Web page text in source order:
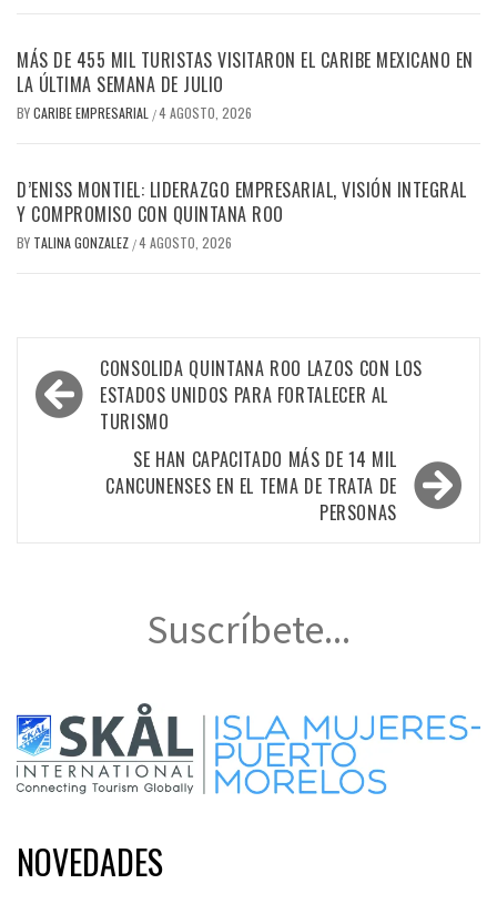
MÁS DE 455 MIL TURISTAS VISITARON EL CARIBE MEXICANO EN
LA ÚLTIMA SEMANA DE JULIO
BYCARIBE EMPRESARIAL /4 AGOSTO, 2026
D’ENISS MONTIEL: LIDERAZGO EMPRESARIAL, VISIÓN INTEGRAL
Y COMPROMISO CON QUINTANA ROO
BY TALINA GONZALEZ /4 AGOSTO, 2026
Navegación
de
entradas
CONSOLIDA QUINTANA ROO LAZOS CON LOS
ESTADOS UNIDOS PARA FORTALECER AL
TURISMO
SE HAN CAPACITADO MÁS DE 14 MIL
CANCUNENSES EN EL TEMA DE TRATA DE
PERSONAS
Suscríbete...
NOVEDADES